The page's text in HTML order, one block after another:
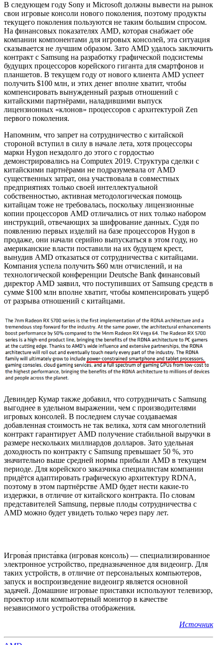
В следующем году Sony и Microsoft должны вывести на рынок
свои игровые консоли нового поколения, поэтому продукты
текущего поколения пользуются не таким большим спросом.
На финансовых показателях AMD, которая снабжает обе
компании компонентами для игровых консолей, эта ситуация
сказывается не лучшим образом. Зато AMD удалось заключить
контракт с Samsung на разработку графической подсистемы
будущих процессоров корейского гиганта для смартфонов и
планшетов. В текущем году от нового клиента AMD успеет
получить $100 млн, и этих денег вполне хватит, чтобы
компенсировать вынужденный разрыв отношений с
китайскими партнёрами, наладившими выпуск
лицензионных «клонов» процессоров с архитектурой Zen
первого поколения.
Напомним, что запрет на сотрудничество с китайской
стороной вступил в силу в начале лета, хотя процессоры
марки Hygon незадолго до этого с гордостью
демонстрировались на Computex 2019. Структура сделки с
китайскими партнёрами не подразумевала от AMD
существенных затрат, она участвовала в совместных
предприятиях только своей интеллектуальной
собственностью, активная методологическая помощь
китайцам тоже не требовалась, поскольку лицензионные
копии процессоров AMD отличались от них только набором
инструкций, отвечающих за шифрование данных. Судя по
появлению первых изделий на базе процессоров Hygon в
продаже, они начали серийно выпускаться в этом году, но
американские власти поставили на их будущем крест,
вынудив AMD отказаться от сотрудничества с китайцами.
Компания успела получить $60 млн отчислений, и на
технологической конференции Deutsche Bank финансовый
директор AMD заявил, что поступивших от Samsung средств в
сумме $100 млн вполне хватит, чтобы компенсировать ущерб
от разрыва отношений с китайцами.
Девиндер Кумар также добавил, что сотрудничать с Samsung
выгоднее в удельном выражении, чем с производителями
игровых консолей. В последнем случае создаваемая
добавленная стоимость не так велика, хотя сам многолетний
контракт гарантирует AMD получение стабильной выручки в
размере нескольких миллиардов долларов. Зато удельная
доходность по контракту с Samsung превышает 50 %, это
значительно выше средней нормы прибыли AMD в текущем
периоде. Для корейского заказчика специалистам компании
придётся адаптировать графическую архитектуру RDNA,
поэтому в этом партнёрстве AMD будет нести какие-то
издержки, в отличие от китайского контракта. По словам
представителей Samsung, первые плоды сотрудничества с
AMD можно будет увидеть только через пару лет.
Игрова́я приста́вка (игровая консоль) — специализированное
электронное устройство, предназначенное для видеоигр. Для
таких устройств, в отличие от персональных компьютеров,
запуск и воспроизведение видеоигр является основной
задачей. Домашние игровые приставки используют телевизор,
проектор или компьютерный монитор в качестве
независимого устройства отображения.
Источник